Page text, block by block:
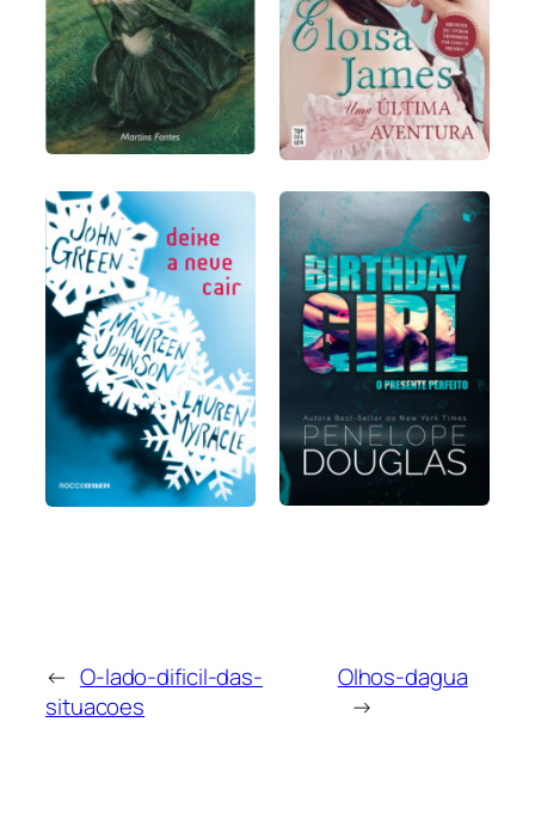
← O-lado-dificil-das-
situacoes
Olhos-dagua
→